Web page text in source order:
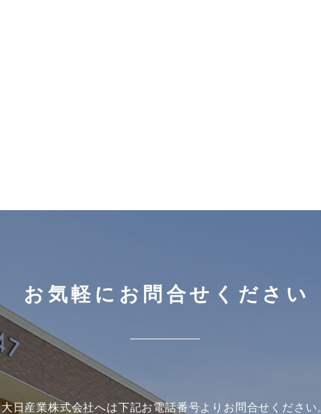
お気軽にお問合せください
大日産業株式会社へは下記お電話番号よりお問合せください